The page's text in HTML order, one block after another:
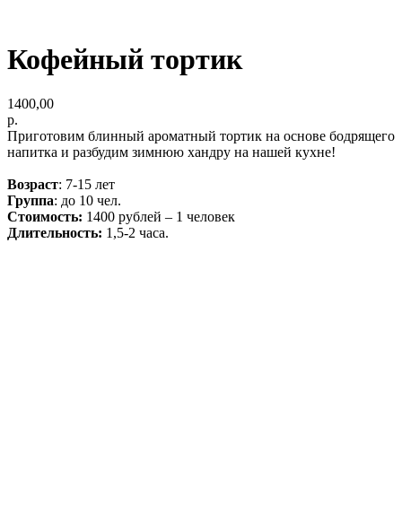
Кофейный тортик
1400,00
р.
Приготовим блинный ароматный тортик на основе бодрящего
напитка и разбудим зимнюю хандру на нашей кухне!
Возраст: 7-15 лет
Группа: до 10 чел.
Стоимость: 1400 рублей – 1 человек
Длительность: 1,5-2 часа.